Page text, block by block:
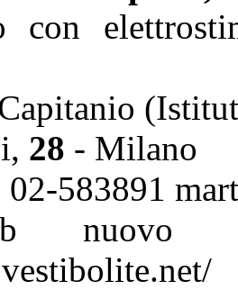
con
28 - Milano
583891
nuovo